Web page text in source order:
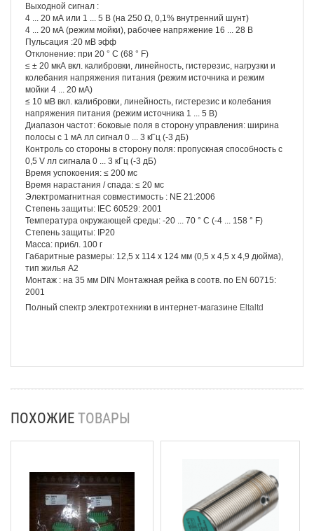
Выходной сигнал :
4 ... 20 мА или 1 ... 5 В (на 250 Ω, 0,1% внутренний шунт)
4 ... 20 мА (режим мойки), рабочее напряжение 16 ... 28 В
Пульсация :20 мВ эфф
Отклонение: при 20 ° C (68 ° F)
≤ ± 20 мкА вкл. калибровки, линейность, гистерезис, нагрузки и
колебания напряжения питания (режим источника и режим
мойки 4 ... 20 мА)
≤ 10 мВ вкл. калибровки, линейность, гистерезис и колебания
напряжения питания (режим источника 1 ... 5 В)
Диапазон частот: боковые поля в сторону управления: ширина
полосы с 1 мА лл сигнал 0 ... 3 кГц (-3 дБ)
Контроль со стороны в сторону поля: пропускная способность с
0,5 V лл сигнала 0 ... 3 кГц (-3 дБ)
Время успокоения: ≤ 200 мс
Время нарастания / спада: ≤ 20 мс
Электромагнитная совместимость : NE 21:2006
Степень защиты: IEC 60529: 2001
Температура окружающей среды: -20 ... 70 ° C (-4 ... 158 ° F)
Степень защиты: IP20
Масса: прибл. 100 г
Габаритные размеры: 12,5 х 114 х 124 мм (0,5 х 4,5 х 4,9 дюйма),
тип жилья A2
Монтаж : на 35 мм DIN Монтажная рейка в соотв. по EN 60715:
2001
Полный спектр электротехники в интернет-магазине Eltaltd
ПОХОЖИЕ ТОВАРЫ